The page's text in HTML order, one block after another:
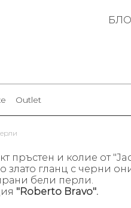
Outlet
пръстен и колие от
злато гланц с черни
бели перли.
"Roberto Bravo".